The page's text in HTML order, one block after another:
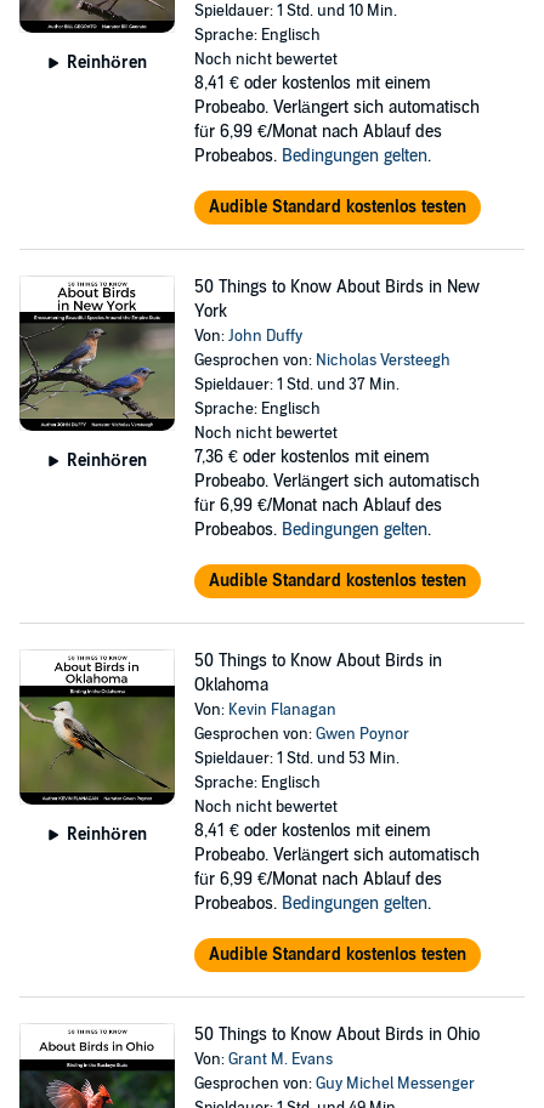
Reinhören
Spieldauer: 1 Std. und 10 Min.
Sprache: Englisch
Noch nicht bewertet
8,41 € oder kostenlos mit einem
Probeabo. Verlängert sich automatisch
für 6,99 €/Monat nach Ablauf des
Probeabos. Bedingungen gelten.
Audible Standard kostenlos testen
Reinhören
50 Things to Know About Birds in New
York
Von:John Duffy
Gesprochen von: Nicholas Versteegh
Spieldauer: 1 Std. und 37 Min.
Sprache: Englisch
Noch nicht bewertet
7,36 € oder kostenlos mit einem
Probeabo. Verlängert sich automatisch
für 6,99 €/Monat nach Ablauf des
Probeabos. Bedingungen gelten.
Audible Standard kostenlos testen
Reinhören
50 Things to Know About Birds in
Oklahoma
Von: Kevin Flanagan
Gesprochen von:Gwen Poynor
Spieldauer: 1 Std. und 53 Min.
Sprache: Englisch
Noch nicht bewertet
8,41 € oder kostenlos mit einem
Probeabo. Verlängert sich automatisch
für 6,99 €/Monat nach Ablauf des
Probeabos. Bedingungen gelten.
Audible Standard kostenlos testen
50 Things to Know About Birds in Ohio
Von:Grant M. Evans
Gesprochen von:Guy Michel Messenger